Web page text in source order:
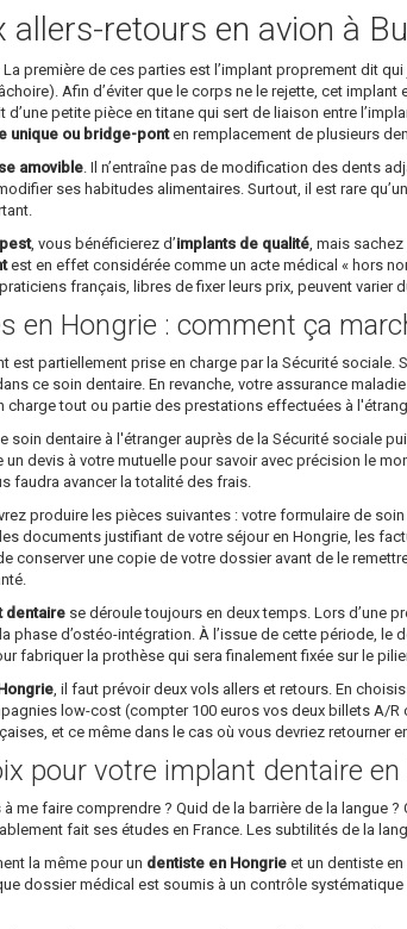
retours en avion à
première de ces parties est l’implant proprement dit
Afin d’éviter que le corps ne le rejette, cet
d’une petite pièce en titane qui sert de liaison entre
unique ou bridge-ponten remplacement de plusieurs
amovible. Il n’entraîne pas de modification des dents
ses habitudes alimentaires. Surtout, il est rare
, vous bénéficierez d’implants de qualité, mais
est en effet considérée comme un acte médical « hors
français, libres de fixer leurs prix, peuvent varier
en Hongrie : comment ça
partiellement prise en charge par la Sécurité sociale.
ce soin dentaire. En revanche, votre assurance
charge tout ou partie des prestations effectuées à
soin dentaire à l'étranger auprès de la Sécurité sociale
devis à votre mutuelle pour savoir avec précision le
faudra avancer la totalité des frais.
produire les pièces suivantes : votre formulaire de
documents justifiant de votre séjour en Hongrie, les
conserver une copie de votre dossier avant de le
dentaire se déroule toujours en deux temps. Lors d’une
phase d’ostéo-intégration. À l’issue de cette période,
fabriquer la prothèse qui sera finalement fixée sur le
, il faut prévoir deux vols allers et retours. En
low-cost (compter 100 euros vos deux billets A/R
et ce même dans le cas où vous devriez retourner
pour votre implant dentaire en
à me faire comprendre ? Quid de la barrière de la
fait ses études en France. Les subtilités de la
la même pour un dentiste en Hongrie et un dentiste
dossier médical est soumis à un contrôle